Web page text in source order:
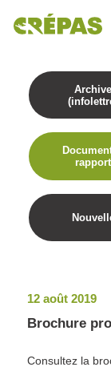
12 août 2019
Brochure
Consultez la